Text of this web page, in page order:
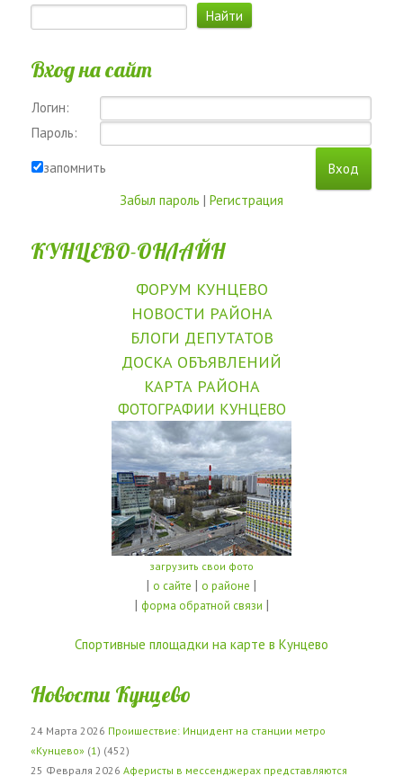
Вход на сайт
Логин:
Пароль:
запомнить
Забыл пароль | Регистрация
КУНЦЕВО-ОНЛАЙН
ФОРУМ КУНЦЕВО
НОВОСТИ РАЙОНА
БЛОГИ ДЕПУТАТОВ
ДОСКА ОБЪЯВЛЕНИЙ
КАРТА РАЙОНА
ФОТОГРАФИИ КУНЦЕВО
загрузить свои фото
| о сайте | о районе |
| форма обратной связи |
Спортивные площадки на карте в Кунцево
Новости Кунцево
24 Марта 2026 Проишествие: Инцидент на станции метро
«Кунцево» (1 ) (452)
25 Февраля 2026 Аферисты в мессенджерах представляются